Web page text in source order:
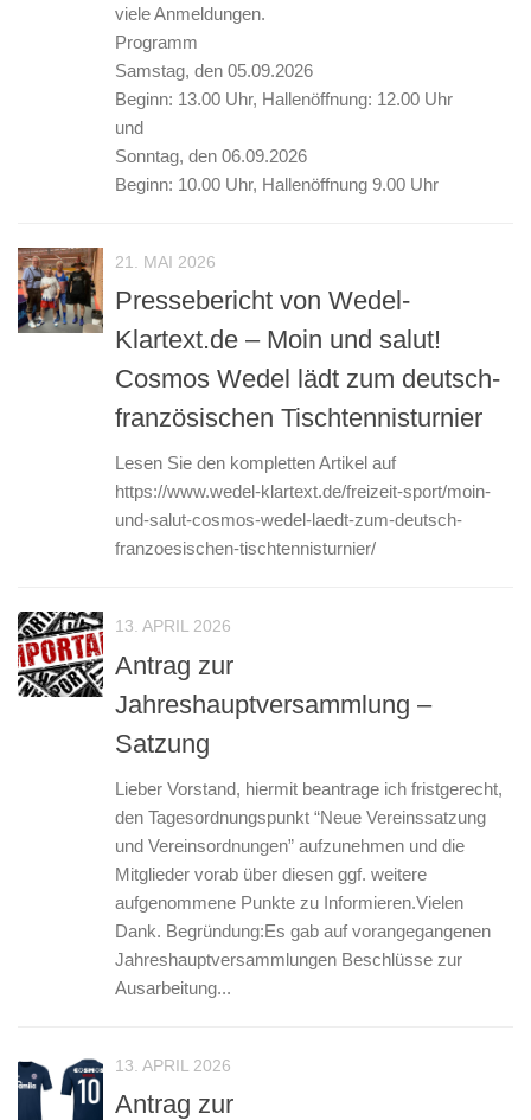
viele Anmeldungen.
Programm
Samstag, den 05.09.2026
Beginn: 13.00 Uhr, Hallenöffnung: 12.00 Uhr
und
Sonntag, den 06.09.2026
Beginn: 10.00 Uhr, Hallenöffnung 9.00 Uhr
21. MAI 2026
Pressebericht von Wedel-
Klartext.de – Moin und salut!
Cosmos Wedel lädt zum deutsch-
französischen Tischtennisturnier
Lesen Sie den kompletten Artikel auf
https://www.wedel-klartext.de/freizeit-sport/moin-
und-salut-cosmos-wedel-laedt-zum-deutsch-
franzoesischen-tischtennisturnier/
13. APRIL 2026
Antrag zur
Jahreshauptversammlung –
Satzung
Lieber Vorstand, hiermit beantrage ich fristgerecht,
den Tagesordnungspunkt “Neue Vereinssatzung
und Vereinsordnungen” aufzunehmen und die
Mitglieder vorab über diesen ggf. weitere
aufgenommene Punkte zu Informieren.Vielen
Dank. Begründung:Es gab auf vorangegangenen
Jahreshauptversammlungen Beschlüsse zur
Ausarbeitung...
13. APRIL 2026
Antrag zur